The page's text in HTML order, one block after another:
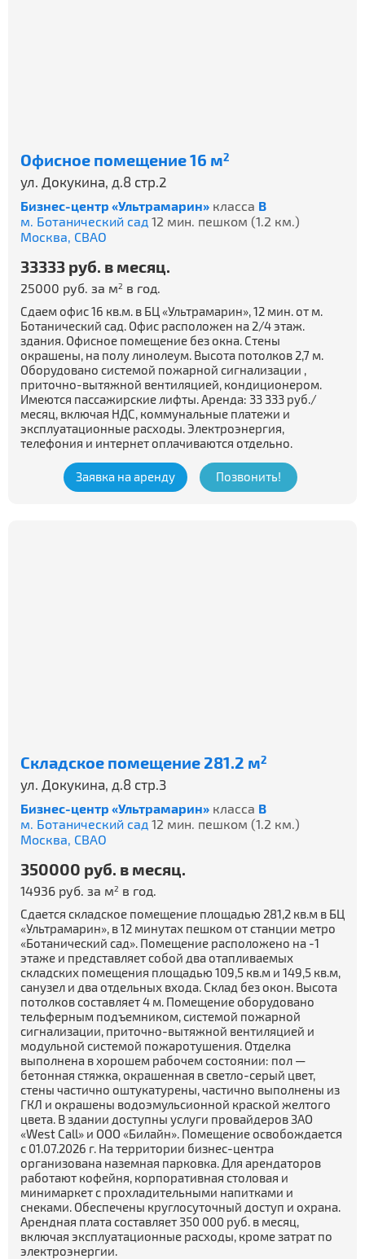
Офисное помещение 16 м2
ул. Докукина, д.8 стр.2
Бизнес-центр «Ультрамарин» класса B
м. Ботанический сад 12 мин. пешком (1.2 км.)
Москва, СВАО
33333 руб. в месяц.
25000 руб. за м2 в год.
Сдаем офис 16 кв.м. в БЦ «Ультрамарин», 12 мин. от м.
Ботанический сад. Офис расположен на 2/4 этаж.
здания. Офисное помещение без окна. Стены
окрашены, на полу линолеум. Высота потолков 2,7 м.
Оборудовано системой пожарной сигнализации ,
приточно-вытяжной вентиляцией, кондиционером.
Имеются пассажирские лифты. Аренда: 33 333 руб./
месяц, включая НДС, коммунальные платежи и
эксплуатационные расходы. Электроэнергия,
телефония и интернет оплачиваются отдельно.
Заявка на аренду Позвонить!
Складское помещение 281.2 м2
ул. Докукина, д.8 стр.3
Бизнес-центр «Ультрамарин» класса B
м. Ботанический сад 12 мин. пешком (1.2 км.)
Москва, СВАО
350000 руб. в месяц.
14936 руб. за м2 в год.
Сдается складское помещение площадью 281,2 кв.м в БЦ
«Ультрамарин», в 12 минутах пешком от станции метро
«Ботанический сад». Помещение расположено на -1
этаже и представляет собой два отапливаемых
складских помещения площадью 109,5 кв.м и 149,5 кв.м,
санузел и два отдельных входа. Склад без окон. Высота
потолков составляет 4 м. Помещение оборудовано
тельферным подъемником, системой пожарной
сигнализации, приточно-вытяжной вентиляцией и
модульной системой пожаротушения. Отделка
выполнена в хорошем рабочем состоянии: пол —
бетонная стяжка, окрашенная в светло-серый цвет,
стены частично оштукатурены, частично выполнены из
ГКЛ и окрашены водоэмульсионной краской желтого
цвета. В здании доступны услуги провайдеров ЗАО
«West Call» и ООО «Билайн». Помещение освобождается
с 01.07.2026 г. На территории бизнес-центра
организована наземная парковка. Для арендаторов
работают кофейня, корпоративная столовая и
минимаркет с прохладительными напитками и
снеками. Обеспечены круглосуточный доступ и охрана.
Арендная плата составляет 350 000 руб. в месяц,
включая эксплуатационные расходы, кроме затрат по
электроэнергии.